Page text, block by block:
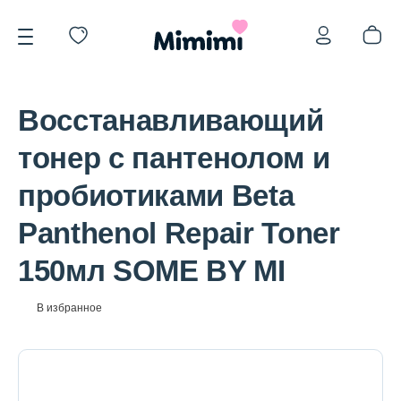
*OVERSTOCK -30%
Уход за лицом
Восстанавливающий
тонер с пантенолом и
пробиотиками Beta
Panthenol Repair Toner
150мл SOME BY MI
В избранное